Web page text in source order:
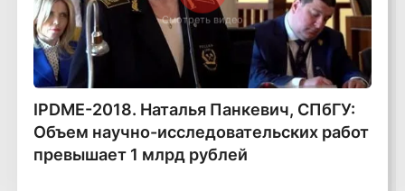
Смотреть видео
IPDME-2018. Наталья Панкевич, СПбГУ:
Объем научно-исследовательских работ
превышает 1 млрд рублей